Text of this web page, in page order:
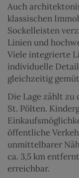
Auch
klassischen
Sockelleisten
Linien und
Viele integrierte
individuelle
gleichzeitig
Die Lage zählt zu
St. Pölten.
öffentliche
unmittelbarer
ca. 3,5 km
erreichbar.